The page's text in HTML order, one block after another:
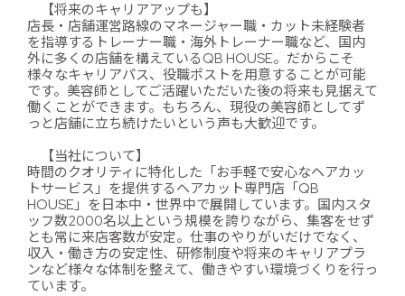
【将来のキャリアアップも】
店長・店舗運営路線のマネージャー職・カット未経験者
を指導するトレーナー職・海外トレーナー職など、国内
外に多くの店舗を構えているQB HOUSE。だからこそ
様々なキャリアパス、役職ポストを用意することが可能
です。美容師としてご活躍いただいた後の将来も見据えて
働くことができます。もちろん、現役の美容師としてず
っと店舗に立ち続けたいという声も大歓迎です。
【当社について】
時間のクオリティに特化した「お手軽で安心なヘアカッ
トサービス」を提供するヘアカット専門店「QB
HOUSE」を日本中・世界中で展開しています。国内スタ
ッフ数2000名以上という規模を誇りながら、集客をせず
とも常に来店客数が安定。仕事のやりがいだけでなく、
収入・働き方の安定性、研修制度や将来のキャリアプラ
ンなど様々な体制を整えて、働きやすい環境づくりを行っ
ています。